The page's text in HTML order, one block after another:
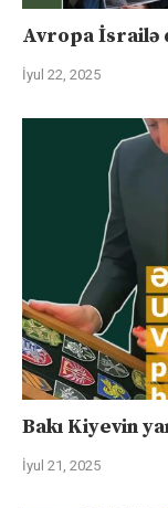
Avropa İsrailə
İyul 22, 2025
Bakı Kiyevin
İyul 21, 2025